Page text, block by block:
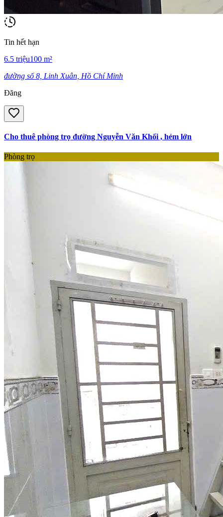
Tin hết hạn
6.5 triệu100 m²
đường số 8, Linh Xuân, Hồ Chí Minh
Đăng
Cho thuê phòng trọ đường Nguyễn Văn Khối , hẻm lớn
Phòng trọ